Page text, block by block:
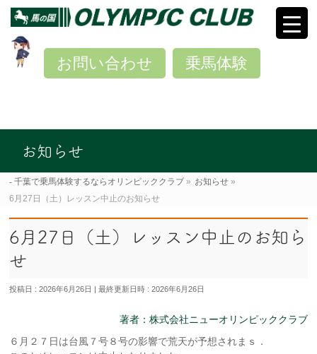
乗馬体験
お問い合わせ
お知らせ
千葉で乗馬体験するならオリンピッククラブ » お知らせ »
6月27日（土）レッスン中止のお知らせ
6月27日（土）レッスン中止のお知ら
せ
投稿日 : 2026年6月26日 最終更新日時 : 2026年6月26日
著者：株式会社ニューオリンピッククラブ
６月２７日は台風７号８号の影響で荒天が予想されまｓ．